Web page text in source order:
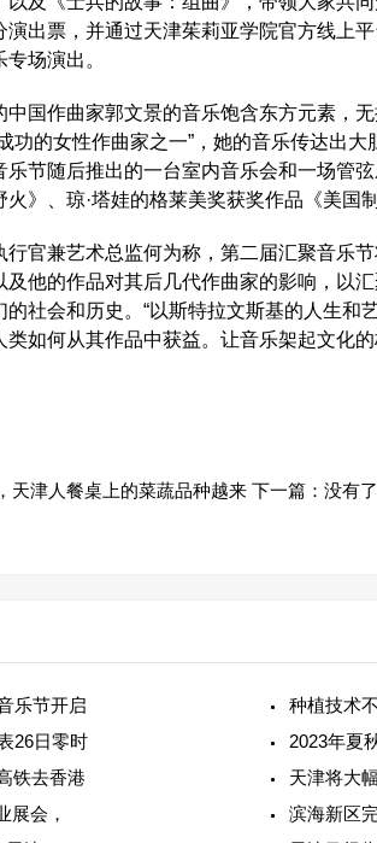
出票，并通过天津茱莉亚学院官方线上
场演出。
作曲家郭文景的音乐饱含东方元素，无
功的女性作曲家之一”，她的音乐传达出
节随后推出的一台室内音乐会和一场管
》、琼·塔娃的格莱美奖获奖作品《美国
兼艺术总监何为称，第二届汇聚音乐节
他的作品对其后几代作曲家的影响，以
社会和历史。“以斯特拉文斯基的人生和
如何从其作品中获益。让音乐架起文化
天津人餐桌上的菜蔬品种越来 下一篇：没有了
乐节开启
种植技术
26日零时
2023年夏
铁去香港
天津将大
展会，
滨海新区